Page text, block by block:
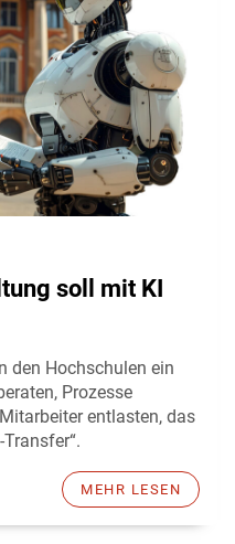
soll mit KI
den Hochschulen ein
Prozesse
entlasten, das
MEHR LESEN